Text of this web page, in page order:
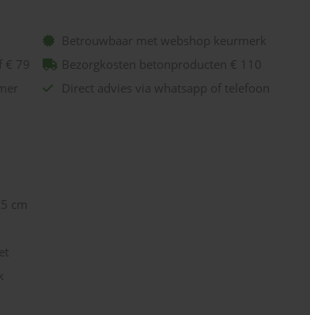
Betrouwbaar met webshop keurmerk
€ 79
Bezorgkosten betonproducten € 110
Direct advies via whatsapp of telefoon
cm